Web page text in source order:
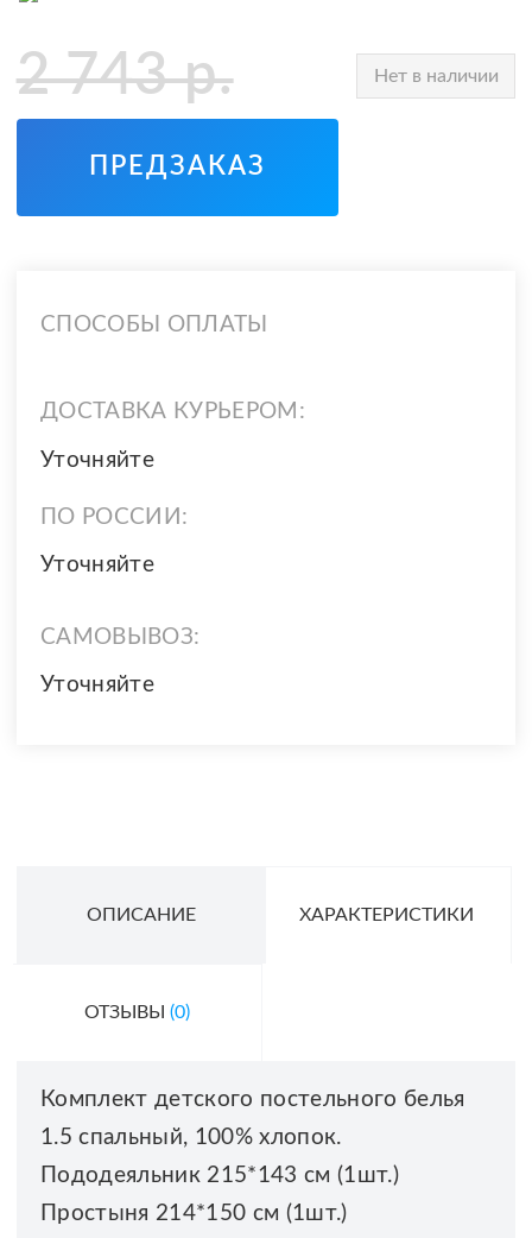
2 743р. Нет в наличии
ПРЕДЗАКАЗ
СПОСОБЫ ОПЛАТЫ
ДОСТАВКА КУРЬЕРОМ:
Уточняйте
ПО РОССИИ:
Уточняйте
САМОВЫВОЗ:
Уточняйте
ОПИСАНИЕ ХАРАКТЕРИСТИКИ
ОТЗЫВЫ (0)
Комплект детского постельного белья
1.5 спальный, 100% хлопок.
Пододеяльник 215*143 см (1шт.)
Простыня 214*150 см (1шт.)